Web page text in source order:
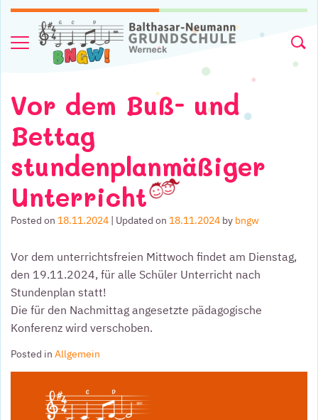
Skip to content
Vor dem Buß- und
Bettag
stundenplanmäßiger
Unterricht
Posted on 18.11.2024 | Updated on 18.11.2024 by bngw
Vor dem unterrichtsfreien Mittwoch findet am Dienstag,
den 19.11.2024, für alle Schüler Unterricht nach
Stundenplan statt!
Die für den Nachmittag angesetzte pädagogische
Konferenz wird verschoben.
Posted in Allgemein